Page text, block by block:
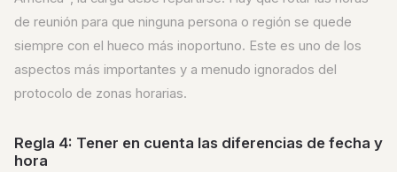
de reunión para que ninguna persona o región se quede
siempre con el hueco más inoportuno. Este es uno de los
aspectos más importantes y a menudo ignorados del
protocolo de zonas horarias.
Regla 4: Tener en cuenta las diferencias de fecha y
hora